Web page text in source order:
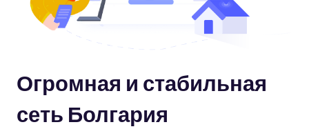
Огромная и стабильная
сеть Болгария